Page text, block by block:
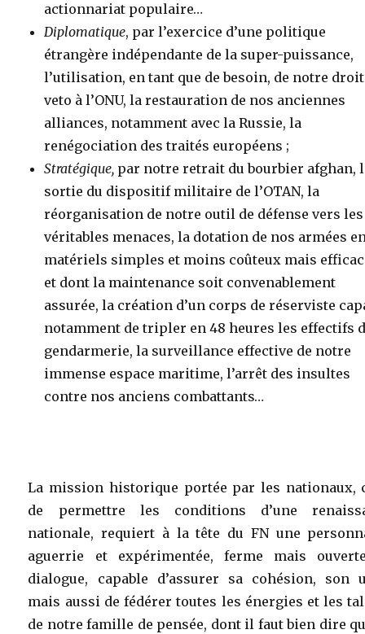
actionnariat populaire…
Diplomatique, par l’exercice d’une politique
étrangère indépendante de la super-puissance,
l’utilisation, en tant que de besoin, de notre
veto à l’ONU, la restauration de nos anciennes
alliances, notamment avec la Russie, la
renégociation des traités européens ;
Stratégique, par notre retrait du bourbier afghan,
sortie du dispositif militaire de l’OTAN, la
réorganisation de notre outil de défense vers les
véritables menaces, la dotation de nos armées
matériels simples et moins coûteux mais
et dont la maintenance soit convenablement
assurée, la création d’un corps de réserviste
notamment de tripler en 48 heures les effectifs
gendarmerie, la surveillance effective de notre
immense espace maritime, l’arrêt des insultes
contre nos anciens combattants…
La mission historique portée par les nationaux,
de permettre les conditions d’une
nationale, requiert à la tête du FN une
aguerrie et expérimentée, ferme mais
dialogue, capable d’assurer sa cohésion, son
mais aussi de fédérer toutes les énergies et les
de notre famille de pensée, dont il faut bien dire